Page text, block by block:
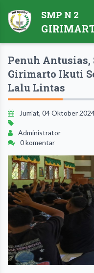
SMP N 2
Penuh Antusias,
Girimarto Ikuti
Lalu Lintas
Jum'at, 04 Oktober
Administrator
0 komentar